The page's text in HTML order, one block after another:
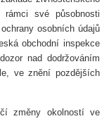
rámci své působnosti
osobních údajů
obchodní inspekce
nad dodržováním
ve znění pozdějších
změny okolností ve